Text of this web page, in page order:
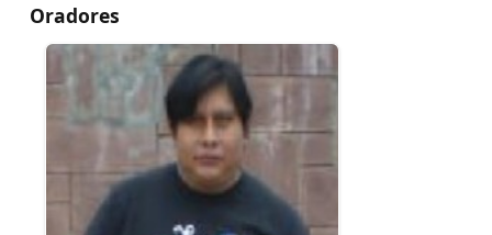
Oradores